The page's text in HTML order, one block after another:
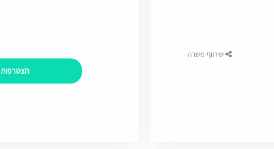
שיתוף משרה
הצטרפות